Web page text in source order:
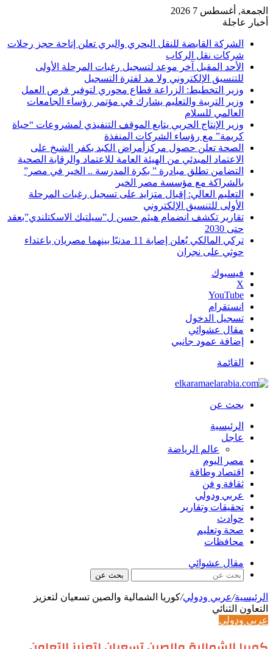
الجمعة, أغسطس 7 2026
أخبار عاجلة
الشركة القابضة للنقل البحري والبري تعلن إتاحة حجز رحلات
شركات نقل الركاب
الأحد المقبل آخر موعد لتسجيل رغبات المرحلة الأولى
للتنسيق الإلكتروني ولا مد لفترة التسجيل
وزير التخطيط: الزراعة قطاع محوري لتوفير فرص العمل
وزير التربية والتعليم يشارك في مؤتمر رؤساء الجامعات
العالمي للسلام
وزير الإنتاج الحربي يتابع الموقف التنفيذي لمشروعات “حياة
كريمة” مع رؤساء الشركات المنفذة
الصحة تعلن حصول مركزأمراض الكبد بكفر الشيخ على
الاعتماد المبدئي من الهيئة العامة للاعتماد والرقابة الصحية
التضامن تطلق مبادرة ” بكرة المدرسة .. الخير في مصر”
بالشراكة مع مؤسسة مصر الخير
التعليم العالي: إقبال متزايد على تسجيل رغبات المرحلة
الأولى للتنسيق الإلكتروني
تقارير تكشف انضمام هيثم حسن ل”سيلتيك الاسكتلندي”بعقد
حتى 2030
تركي المالكي يُعلن إصابة 11 مدنيًا بينهما مصريان باعتداء
حوثي على نجران
فيسبوك
‫X
‫YouTube
انستقرام
تسجيل الدخول
مقال عشوائي
إضافة عمود جانبي
القائمة
بحث عن
الرئيسية
عاجل
عالم الرياضة
مصر اليوم
اقتصاد وطاقة
ثقافة و فن
عربي ودولي
تحقيقات وتقارير
حوادث
صحة وتعليم
محافظات
مقال عشوائي
بحث عن
الرئيسية/عربي ودولي/كوريا الشمالية والصين تسعيان لتعزيز
التعاون الثنائي
عربي ودولي